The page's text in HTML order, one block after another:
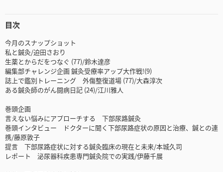
目次
今月のスナップショット
私と鍼灸/迫田さおり
生薬とからだをつなぐ (77)/鈴木達彦
編集部チャレンジ企画 鍼灸受療率アップ大作戦!(9)
誌上で鑑別トレーニング 外傷整復道場 (77)/大森淳次
ある鍼灸師のがん闘病日記 (24)/江川雅人
巻頭企画
言えない悩みにアプローチする 下部尿路鍼灸
巻頭インタビュー ドクターに聞く下部尿路症状の原因と治療、鍼との連
携/藤原敦子
提言 下部尿路症状に対する鍼灸臨床の現在と未来/本城久司
レポート 泌尿器科疾患専門鍼灸院での実践/伊藤千展